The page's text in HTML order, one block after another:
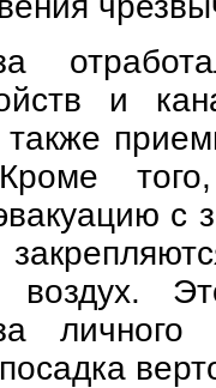
и
с
воздух.
личного